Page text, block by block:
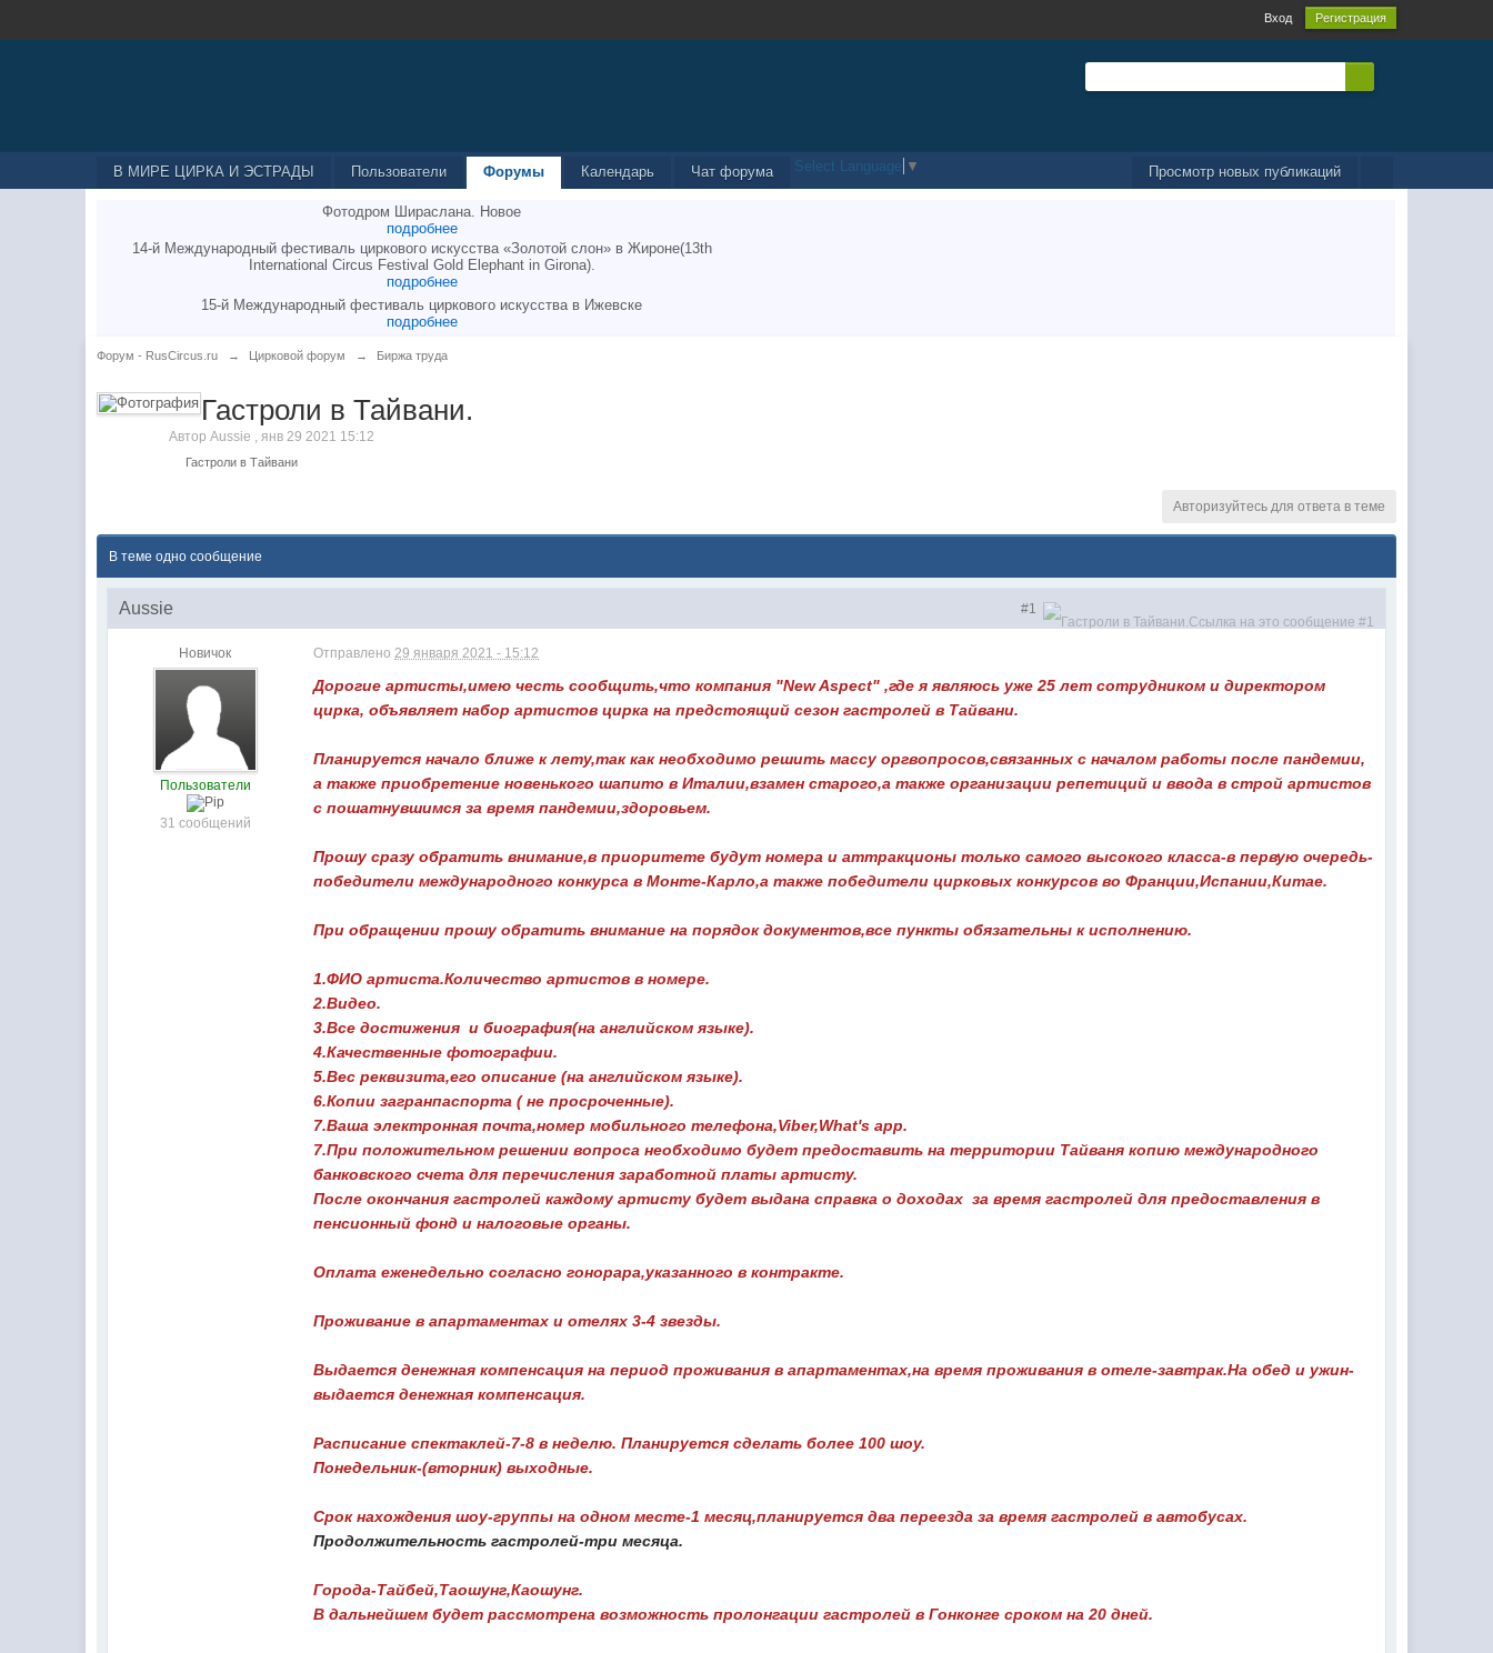
Вход Регистрация
Просмотр новых публикаций
В МИРЕ ЦИРКА И ЭСТРАДЫ Пользователи Форумы Календарь Чат форума Select Language ▼
Фотодром Шираслана. Новое
подробнее
14-й Международный фестиваль циркового искусства «Золотой слон» в Жироне(13th
International Circus Festival Gold Elephant in Girona).
подробнее
15-й Международный фестиваль циркового искусства в Ижевске
подробнее
Форум - RusCircus.ru → Цирковой форум → Биржа труда
Гастроли в Тайвани.
АвторAussie ,янв 29 2021 15:12
Гастроли в Тайвани
Авторизуйтесь для ответа в теме
В теме одно сообщение
#1
Aussie
Новичок
Пользователи
31 сообщений
Отправлено29 января 2021 - 15:12
Дорогие артисты,имею честь сообщить,что компания "New Aspect" ,где я являюсь уже 25 лет сотрудником и директором
цирка, объявляет набор артистов цирка на предстоящий сезон гастролей в Тайвани.
Планируется начало ближе к лету,так как необходимо решить массу оргвопросов,связанных с началом работы после пандемии,
а также приобретение новенького шапито в Италии,взамен старого,а также организации репетиций и ввода в строй артистов
с пошатнувшимся за время пандемии,здоровьем.
Прошу сразу обратить внимание,в приоритете будут номера и аттракционы только самого высокого класса-в первую очередь-
победители международного конкурса в Монте-Карло,а также победители цирковых конкурсов во Франции,Испании,Китае.
При обращении прошу обратить внимание на порядок документов,все пункты обязательны к исполнению.
1.ФИО артиста.Количество артистов в номере.
2.Видео.
3.Все достижения и биография(на английском языке).
4.Качественные фотографии.
5.Вес реквизита,его описание (на английском языке).
6.Копии загранпаспорта ( не просроченные).
7.Ваша электронная почта,номер мобильного телефона,Viber,What's app.
7.При положительном решении вопроса необходимо будет предоставить на территории Тайваня копию международного
банковского счета для перечисления заработной платы артисту.
После окончания гастролей каждому артисту будет выдана справка о доходах за время гастролей для предоставления в
пенсионный фонд и налоговые органы.
Оплата еженедельно согласно гонорара,указанного в контракте.
Проживание в апартаментах и отелях 3-4 звезды.
Выдается денежная компенсация на период проживания в апартаментах,на время проживания в отеле-завтрак.На обед и ужин-
выдается денежная компенсация.
Расписание спектаклей-7-8 в неделю. Планируется сделать более 100 шоу.
Понедельник-(вторник) выходные.
Срок нахождения шоу-группы на одном месте-1 месяц,планируется два переезда за время гастролей в автобусах.
Продолжительность гастролей-три месяца.
Города-Тайбей,Таошунг,Каошунг.
В дальнейшем будет рассмотрена возможность пролонгации гастролей в Гонконге сроком на 20 дней.